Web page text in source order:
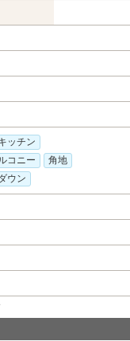
ッチン
コニー
角地
ウン